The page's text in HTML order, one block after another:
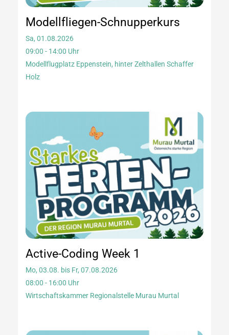
Modellfliegen-Schnupperkurs
Sa, 01.08.2026
09:00 - 14:00 Uhr
Modellflugplatz Eppenstein, hinter Zelthallen Schaffer
Holz
Active-Coding Week 1
Mo, 03.08. bis Fr, 07.08.2026
08:00 - 16:00 Uhr
Wirtschaftskammer Regionalstelle Murau Murtal